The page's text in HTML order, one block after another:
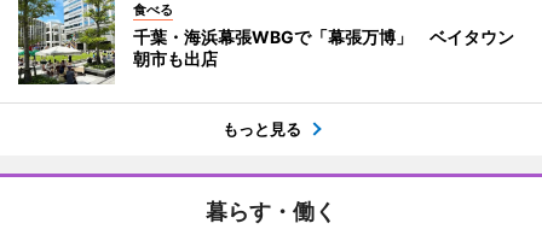
食べる
千葉・海浜幕張WBGで「幕張万博」 ベイタウン
朝市も出店
もっと見る
暮らす・働く